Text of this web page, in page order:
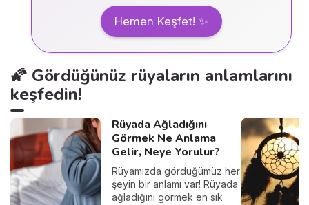
Hemen Keşfet! ✨
🌠 Gördüğünüz rüyaların anlamlarını
keşfedin!
Rüyada Ağladığını
Görmek Ne Anlama
Gelir, Neye Yorulur?
Rüyamızda gördüğümüz her
şeyin bir anlamı var! Rüyada
ağladığını görmek en sık